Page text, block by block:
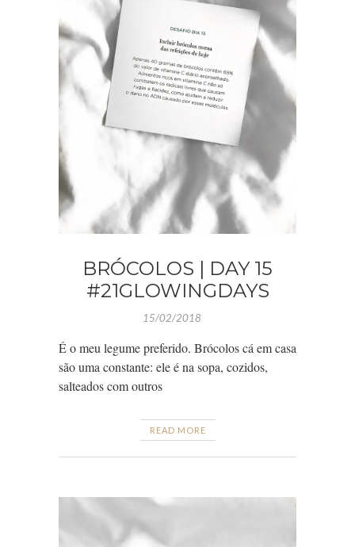
BRÓCOLOS | DAY 15
#21GLOWINGDAYS
15/02/2018
É o meu legume preferido. Brócolos cá em casa
são uma constante: ele é na sopa, cozidos,
salteados com outros
READ MORE